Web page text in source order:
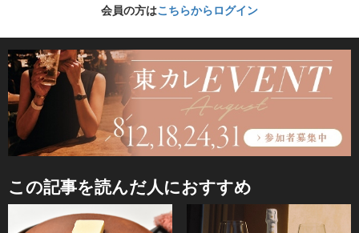
会員の方はこちらからログイン
この記事を読んだ人におすすめ